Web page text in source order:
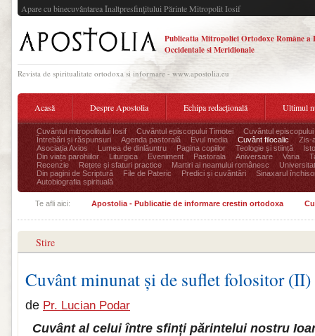
Apare cu binecuvântarea Înaltpresfinţitului Părinte Mitropolit Iosif
Publicatia Mitropoliei Ortodoxe Române a
Occidentale si Meridionale
Revista de spiritualitate ortodoxa si informare - www.apostolia.eu
Acasă Despre Apostolia Echipa redacțională Ultimul
Cuvântul mitropolitului Iosif Cuvântul episcopului Timotei
Cuvântul episcopului
Întrebări și răspunsuri
Agenda pastorală Evul media Cuvânt filocalic
Zis-
Asociația Axios
Lumea de dinlăuntru Pagina copiilor Teologie și stiință
Din viața parohiilor
Liturgica Eveniment Pastorala Aniversare Varia
Recenzie
Rețete și sfaturi practice Martiri ai neamului românesc
Din pagini de Scriptură
File de Pateric Predici și cuvântări
Sinaxarul
Autobiografia spirituală
Te afli aici: Apostolia - Publicatie de informare crestin ortodoxa
Stire
Cuvânt minunat și de suflet folositor (II)
de Pr. Lucian Podar
Cuvânt al celui între sfinți părintelui nostru